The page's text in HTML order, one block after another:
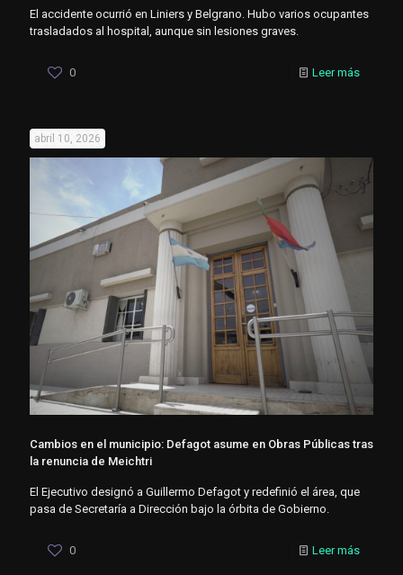
El accidente ocurrió en Liniers y Belgrano. Hubo varios ocupantes
trasladados al hospital, aunque sin lesiones graves.
0 Leer más
abril 10, 2026
Cambios en el municipio: Defagot asume en Obras Públicas tras
la renuncia de Meichtri
El Ejecutivo designó a Guillermo Defagot y redefinió el área, que
pasa de Secretaría a Dirección bajo la órbita de Gobierno.
0 Leer más